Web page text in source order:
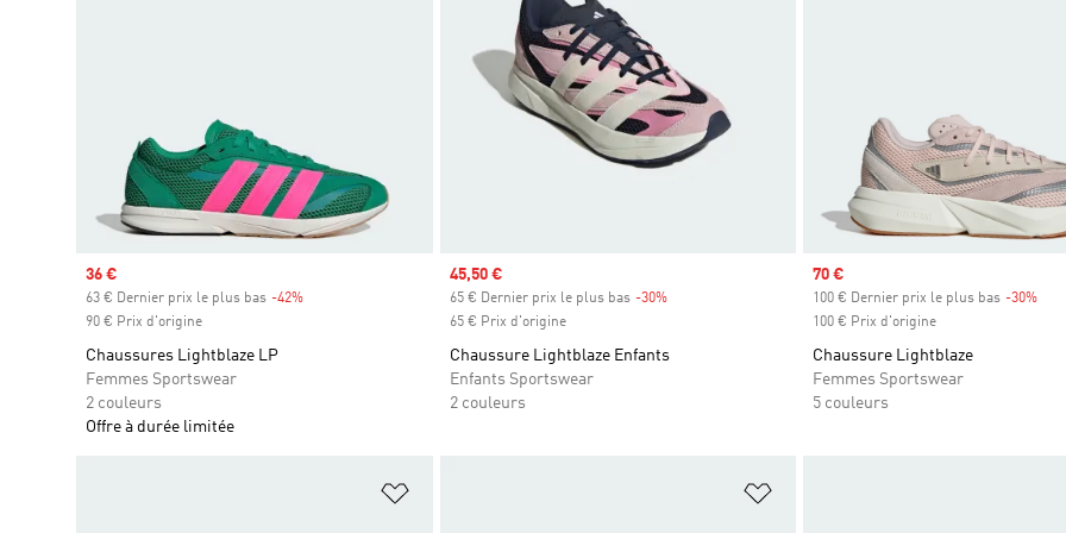
Prix soldé
36 €
63 € Dernier prix le plus bas -42%
90 € Prix d'origine
Chaussures Lightblaze LP
Femmes Sportswear
2 couleurs
Offre à durée limitée
Prix soldé
45,50 €
65 € Dernier prix le plus bas -30%Rabais
65 € Prix d'origine
Chaussure Lightblaze Enfants
Enfants Sportswear
2 couleurs
Prix soldé
70 €
100 € Dernier prix le plus bas -30%
100 € Prix d'origine
Chaussure Lightblaze
Femmes Sportswear
5 couleurs